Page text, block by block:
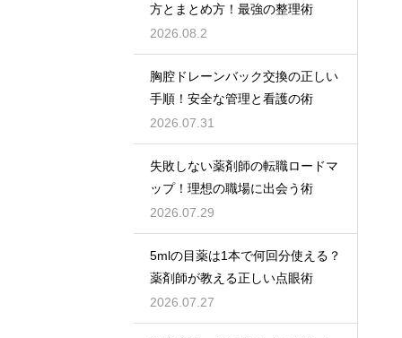
方とまとめ方！最強の整理術
2026.08.2
胸腔ドレーンバック交換の正しい
手順！安全な管理と看護の術
2026.07.31
失敗しない薬剤師の転職ロードマ
ップ！理想の職場に出会う術
2026.07.29
5mlの目薬は1本で何回分使える？
薬剤師が教える正しい点眼術
2026.07.27